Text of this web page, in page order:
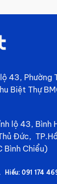
43, Phường
Biệt Thự
lộ 43, Bình
Đức,
Bình Chiểu)
Hiếu: 091 174